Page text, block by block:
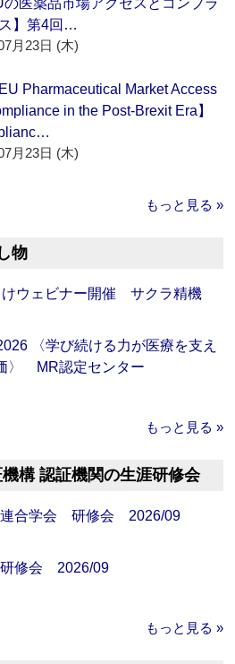
の医薬品市場アクセスとコンプラ
】第4回…
月23日 (木)
Pharmaceutical Market Access
in the Post-Brexit Era】
月23日 (木)
もっと見る »
物
けウェビナー開催 サクラ精機
〈学び続ける力が医療を支え
〉 MR認定センター
もっと見る »
構 認証機関の生涯研修会
連合学会 研修会 2026/09
修会 2026/09
もっと見る »